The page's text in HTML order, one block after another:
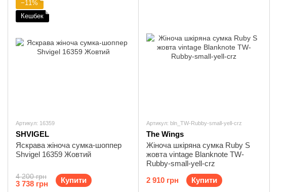
−11%
Кешбек
Артикул: 16359
SHVIGEL
Яскрава жіноча сумка-шоппер
Shvigel 16359 Жовтий
4 200 грн
3 738 грн Купити
Артикул: bln_TW-Rubby-small-yell-crz
The Wings
Жіноча шкіряна сумка Ruby S
жовта vintage Blanknote TW-
Rubby-small-yell-crz
2 910 грн
Купити